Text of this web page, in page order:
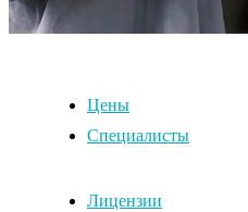
Цены
Специалисты
Лицензии